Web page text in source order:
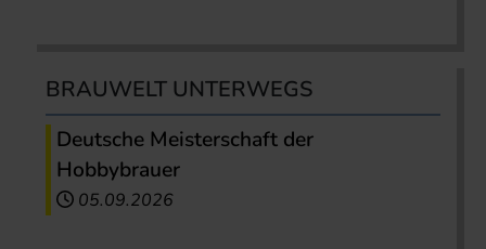
BRAUWELT UNTERWEGS
Deutsche Meisterschaft der
Hobbybrauer
05.09.2026